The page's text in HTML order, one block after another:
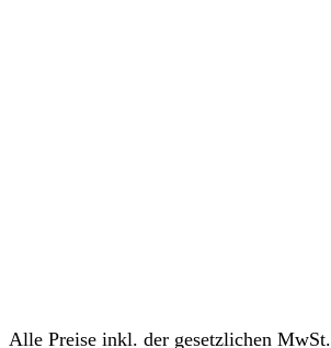
Alle Preise inkl. der gesetzlichen MwSt.